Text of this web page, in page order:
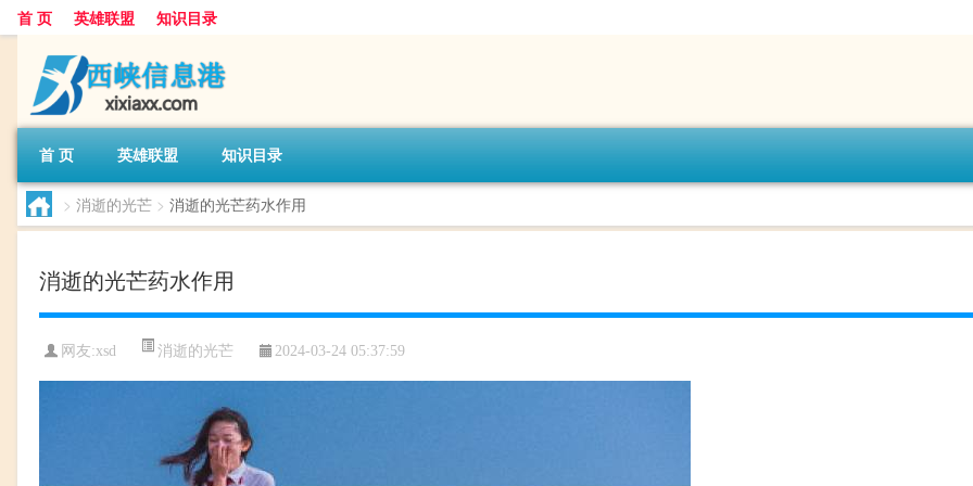
首 页 英雄联盟 知识目录
首 页 英雄联盟 知识目录
> 消逝的光芒 > 消逝的光芒药水作用
消逝的光芒药水作用
网友:xsd 消逝的光芒 2024-03-24 05:37:59